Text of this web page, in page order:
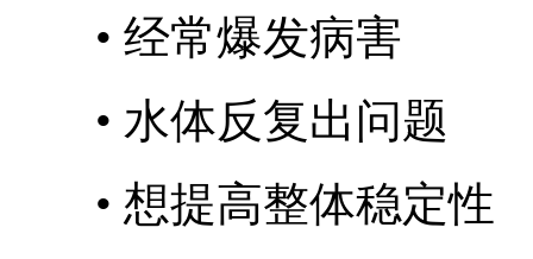
• 经常爆发病害
• 水体反复出问题
• 想提高整体稳定性